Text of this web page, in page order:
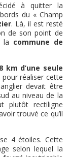
à quitter la
du « Champ
. Là, il est resté
de son point de
la commune de
8 km d’une seule
pour réaliser cette
devait être
au niveau de la
plutôt rectiligne
trouvé ce qu’il
4 étoiles. Cette
selon lequel la